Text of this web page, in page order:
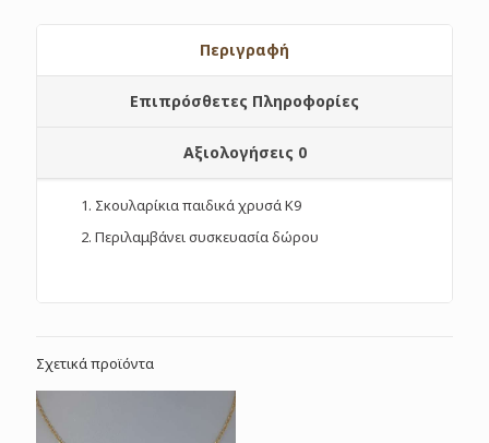
Περιγραφή
Επιπρόσθετες Πληροφορίες
Αξιολογήσεις 0
Σκουλαρίκια παιδικά χρυσά Κ9
Περιλαμβάνει συσκευασία δώρου
Σχετικά προϊόντα